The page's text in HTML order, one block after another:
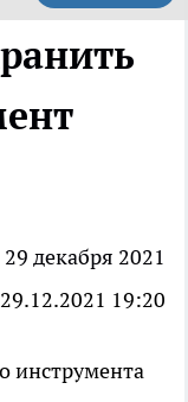
29 декабря 2021
29.12.2021 19:20
инструмента